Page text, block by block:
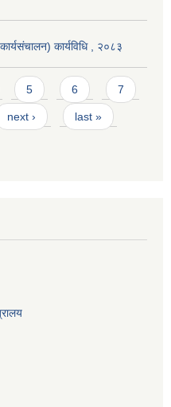
कार्यविधि , २०८३
5 6 7
next › last »